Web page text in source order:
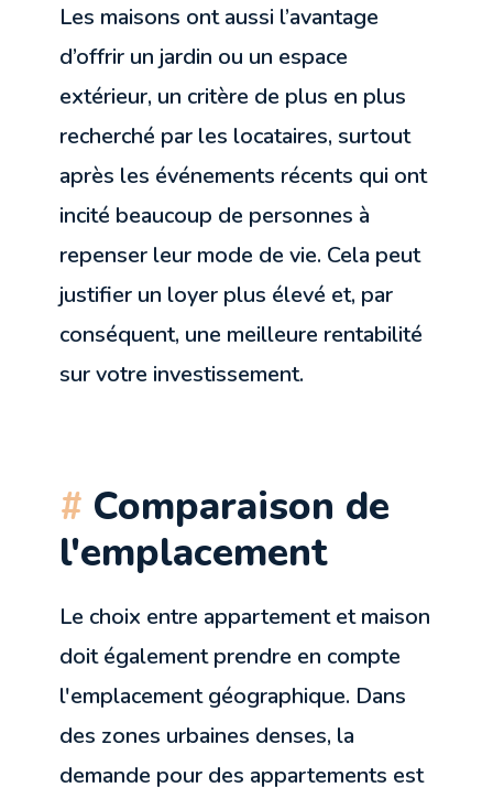
Les maisons ont aussi l’avantage
d’offrir un jardin ou un espace
extérieur, un critère de plus en plus
recherché par les locataires, surtout
après les événements récents qui ont
incité beaucoup de personnes à
repenser leur mode de vie. Cela peut
justifier un loyer plus élevé et, par
conséquent, une meilleure rentabilité
sur votre investissement.
Comparaison de
l'emplacement
Le choix entre appartement et maison
doit également prendre en compte
l'emplacement géographique. Dans
des zones urbaines denses, la
demande pour des appartements est